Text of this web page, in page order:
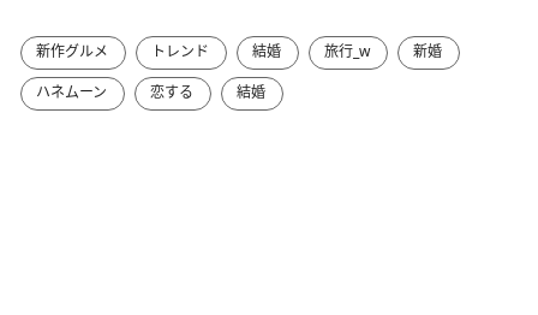
新作グルメ トレンド 結婚 旅行_w
新婚
ハネムーン
恋する 結婚